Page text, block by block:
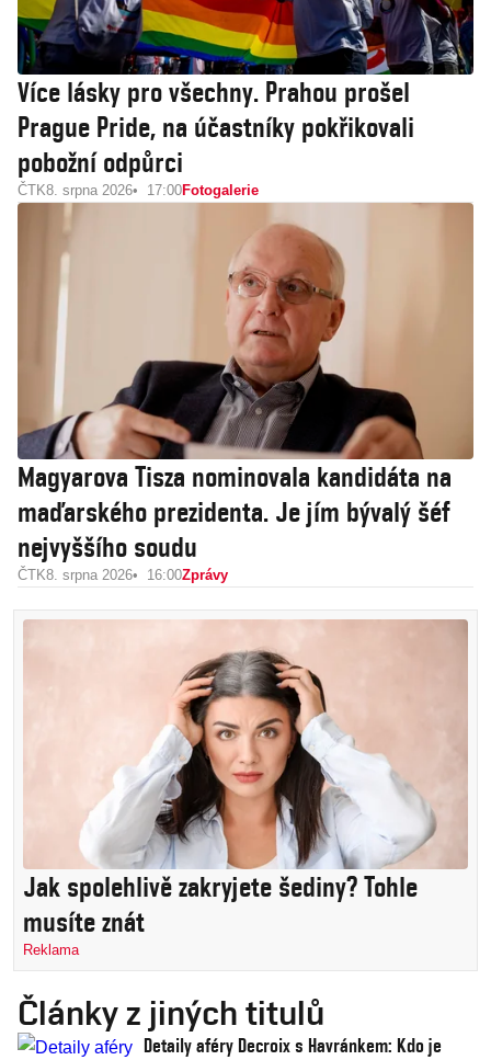
Více lásky pro všechny. Prahou prošel
Prague Pride, na účastníky pokřikovali
pobožní odpůrci
ČTK8. srpna 2026 17:00Fotogalerie
Magyarova Tisza nominovala kandidáta na
maďarského prezidenta. Je jím bývalý šéf
nejvyššího soudu
ČTK8. srpna 2026 16:00Zprávy
Jak spolehlivě zakryjete šediny? Tohle
musíte znát
Reklama
Články z jiných titulů
Detaily aféry Decroix s Havránkem: Kdo je